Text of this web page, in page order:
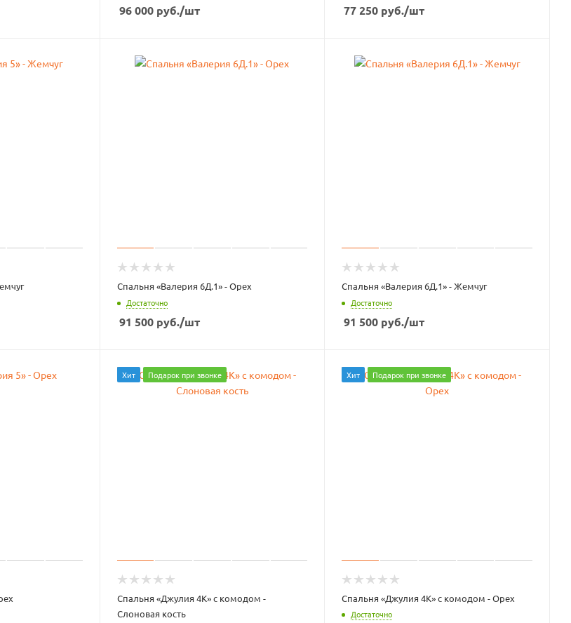
96 000руб./шт 77 250 руб./шт
Спальня «Валерия 6Д.1» - Орех
Достаточно
91 500руб./шт
Спальня «Валерия 6Д.1» - Жемчуг
Достаточно
91 500 руб./шт
Хит Подарок при звонке
Спальня «Джулия 4К» с комодом -
Слоновая кость
Хит Подарок при звонке
Спальня «Джулия 4К» с комодом - Орех
Достаточно